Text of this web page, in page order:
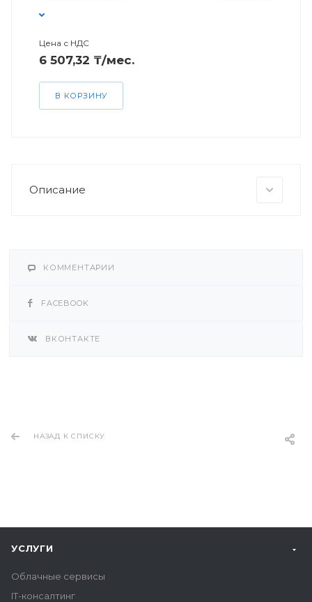
Цена с НДС
6 507,32 ₸/мес.
В КОРЗИНУ
Описание
КОММЕНТАРИИ
FACEBOOK
ВКОНТАКТЕ
НАЗАД К СПИСКУ
УСЛУГИ
Облачные сервисы
IT-консалтинг